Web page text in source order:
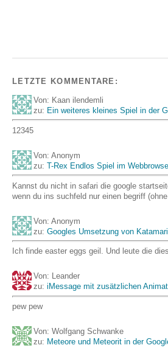
LETZTE KOMMENTARE:
Von: Kaan ilendemli
zu: Ein weiteres kleines Spiel in der
12345
Von: Anonym
zu: T-Rex Endlos Spiel im
Kannst du nicht in safari die google
wenn du ins suchfeld nur einen begriff
Von: Anonym
zu: Googles Umsetzung von Katamari
Ich finde easter eggs geil. Und leute die
Von: Leander
zu: iMessage mit zusätzlichen
pew pew
Von: Wolfgang Schwanke
zu: Meteore und Meteorit in der